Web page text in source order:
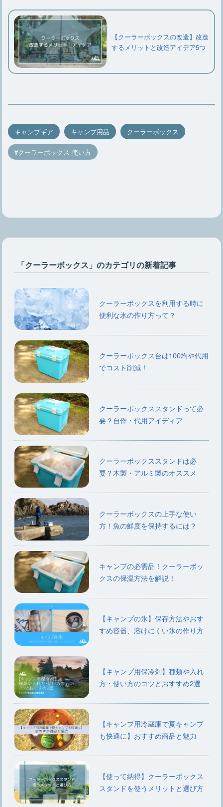
【クーラーボックスの改造】改造
するメリットと改造アイデア5つ
キャンプギア キャンプ用品 クーラーボックス
クーラーボックス 使い方
「クーラーボックス」のカテゴリの新着記事
クーラーボックスを利用する時に
便利な氷の作り方って？
クーラーボックス台は100均や代用
でコスト削減！
クーラーボックススタンドって必
要？自作・代用アイディア
クーラーボックススタンドは必
要？木製・アルミ製のオススメ
クーラーボックスの上手な使い
方！魚の鮮度を保持するには？
キャンプの必需品！クーラーボッ
クスの保温方法を解説！
【キャンプの氷】保存方法やおす
すめ容器、溶けにくい氷の作り方
【キャンプ用保冷剤】種類や入れ
方・使い方のコツとおすすめ2選
【キャンプ用冷蔵庫で夏キャンプ
も快適に】おすすめ商品と魅力
【使って納得】クーラーボックス
スタンドを使うメリットと選び方